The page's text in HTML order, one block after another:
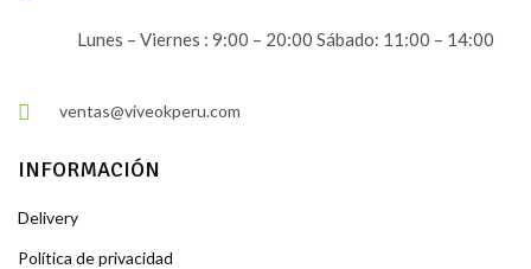
Lunes – Viernes : 9:00 – 20:00 Sábado: 11:00 – 14:00
ventas@viveokperu.com
INFORMACIÓN
Delivery
Política de privacidad